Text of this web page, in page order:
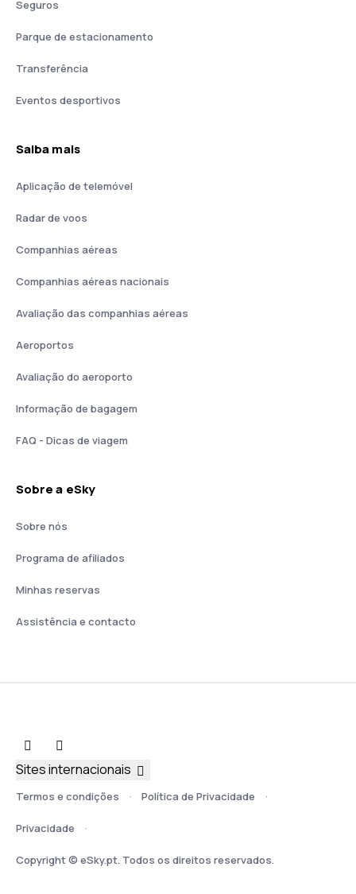
Seguros
Parque de estacionamento
Transferência
Eventos desportivos
Saiba mais
Aplicação de telemóvel
Radar de voos
Companhias aéreas
Companhias aéreas nacionais
Avaliação das companhias aéreas
Aeroportos
Avaliação do aeroporto
Informação de bagagem
FAQ - Dicas de viagem
Sobre a eSky
Sobre nós
Programa de afiliados
Minhas reservas
Assistência e contacto
Termos e condições Política de Privacidade
Privacidade
Copyright © eSky.pt. Todos os direitos reservados.
Sites internacionais